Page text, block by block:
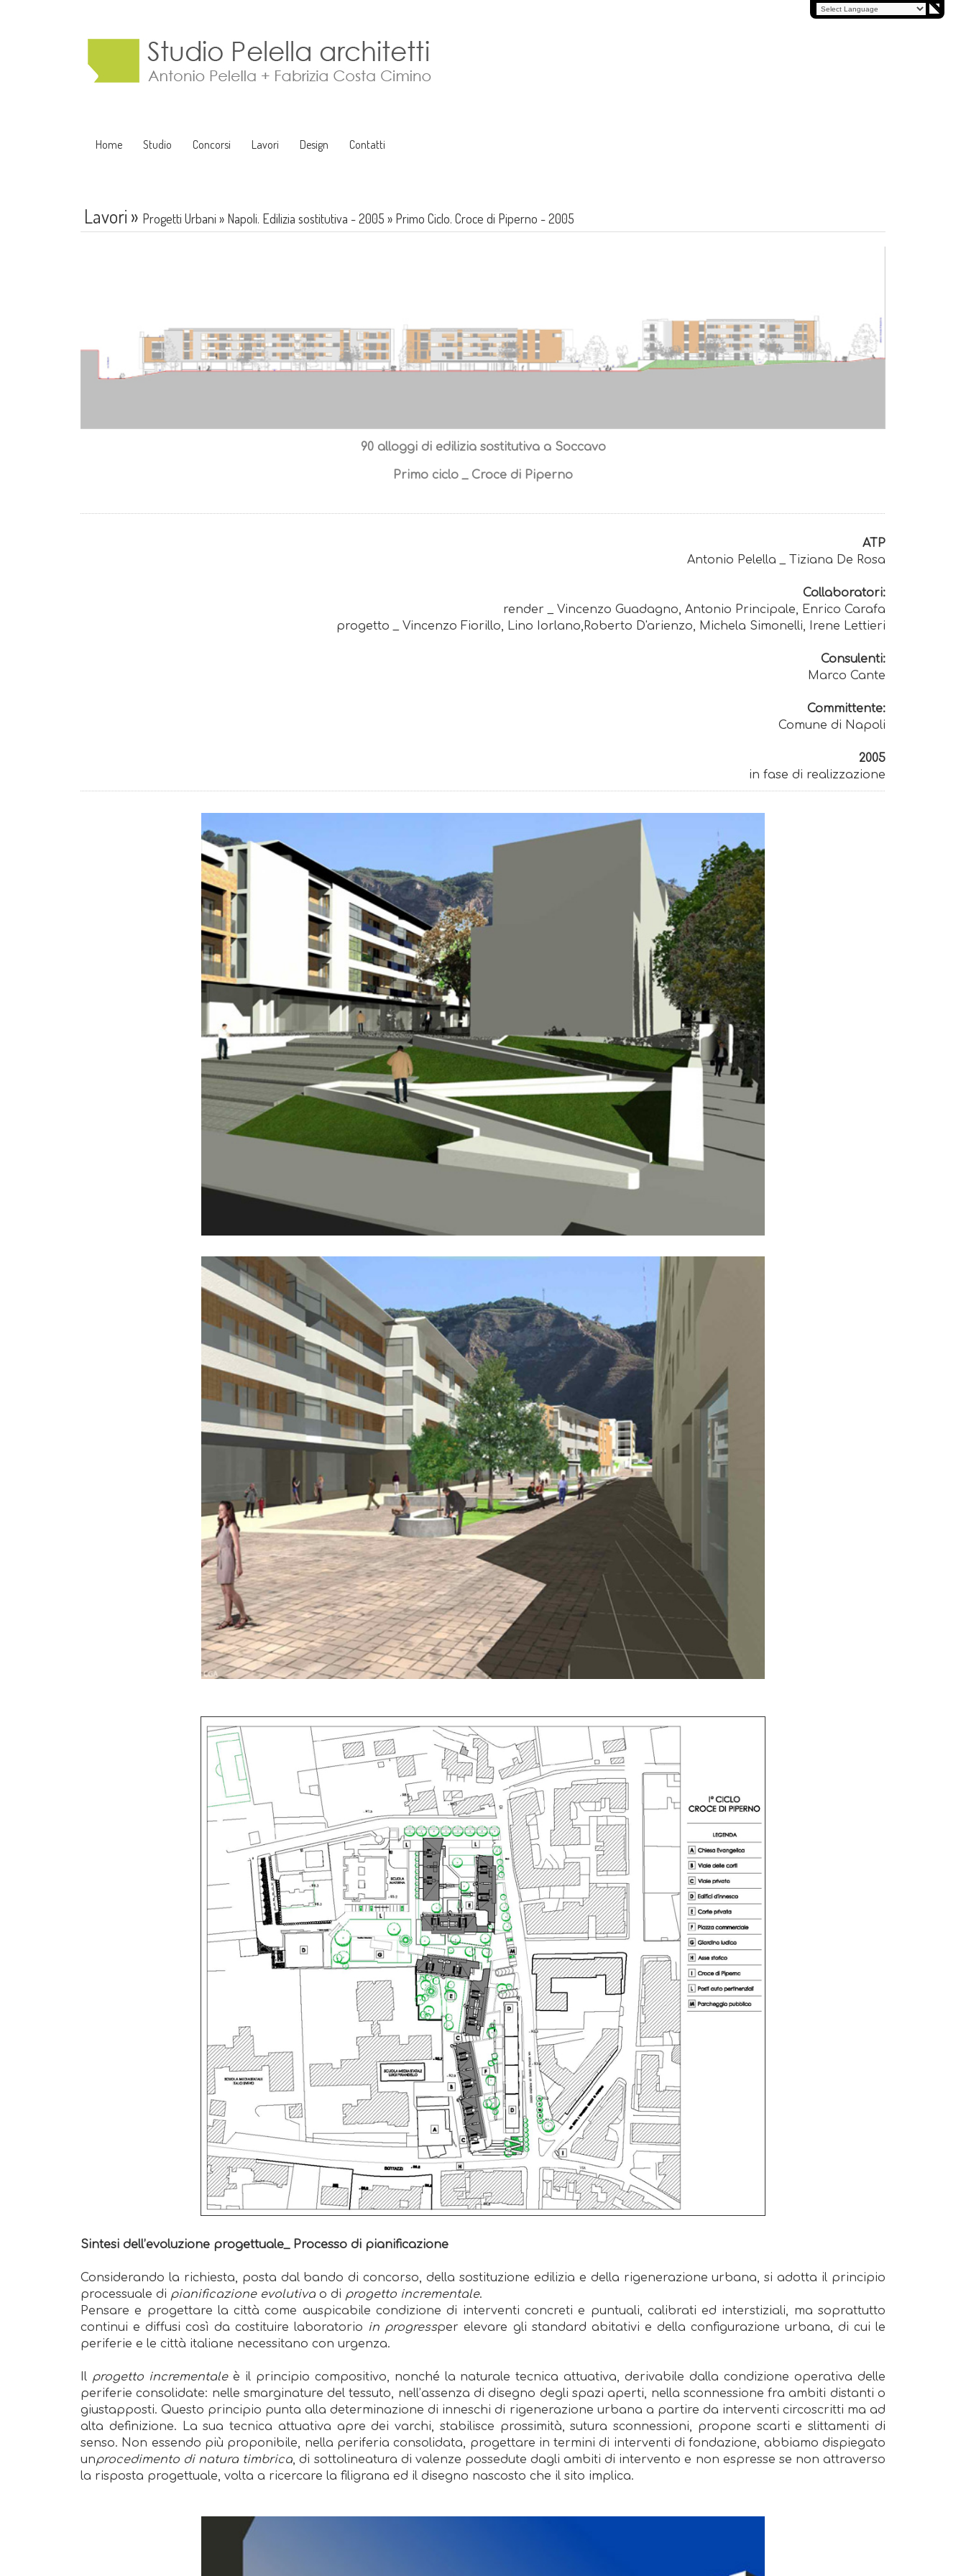
Home Studio Concorsi Lavori Design Contatti
Lavori » Progetti Urbani » Napoli. Edilizia sostitutiva - 2005 » Primo Ciclo. Croce di Piperno - 2005
90 alloggi di edilizia sostitutiva a Soccavo
Primo ciclo _ Croce di Piperno
ATP
Antonio Pelella _ Tiziana De Rosa
Collaboratori:
render _ Vincenzo Guadagno, Antonio Principale, Enrico Carafa
progetto _ Vincenzo Fiorillo, Lino Iorlano,Roberto D'arienzo, Michela Simonelli, Irene Lettieri
Consulenti:
Marco Cante
Committente:
Comune di Napoli
2005
in fase di realizzazione
Sintesi dell’evoluzione progettuale_ Processo di pianificazione
Considerando la richiesta, posta dal bando di concorso, della sostituzione edilizia e della rigenerazione urbana, si adotta il principio
processuale di pianificazione evolutiva o di progetto incrementale.
Pensare e progettare la città come auspicabile condizione di interventi concreti e puntuali, calibrati ed interstiziali, ma soprattutto
continui e diffusi così da costituire laboratorio in progressper elevare gli standard abitativi e della configurazione urbana, di cui le
periferie e le città italiane necessitano con urgenza.
Il progetto incrementaleè il principio compositivo, nonché la naturale tecnica attuativa, derivabile dalla condizione operativa delle
periferie consolidate: nelle smarginature del tessuto, nell’assenza di disegno degli spazi aperti, nella sconnessione fra ambiti distanti o
giustapposti. Questo principio punta alla determinazione di inneschi di rigenerazione urbana a partire da interventi circoscritti ma ad
alta definizione. La sua tecnica attuativa apre dei varchi, stabilisce prossimità, sutura sconnessioni, propone scarti e slittamenti di
senso. Non essendo più proponibile, nella periferia consolidata, progettare in termini di interventi di fondazione, abbiamo dispiegato
unprocedimento di natura timbrica, di sottolineatura di valenze possedute dagli ambiti di intervento e non espresse se non attraverso
la risposta progettuale, volta a ricercare la filigrana ed il disegno nascosto che il sito implica.